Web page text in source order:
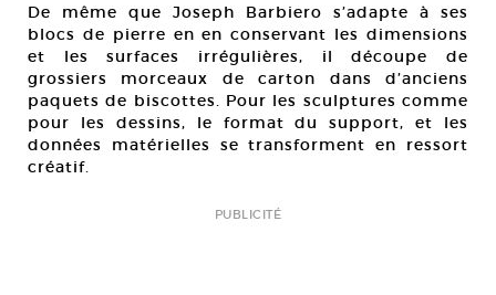
De même que Joseph Barbiero s’adapte à ses
blocs de pierre en en conservant les dimensions
et les surfaces irrégulières, il découpe de
grossiers morceaux de carton dans d’anciens
paquets de biscottes. Pour les sculptures comme
pour les dessins, le format du support, et les
données matérielles se transforment en ressort
créatif.
PUBLICITÉ